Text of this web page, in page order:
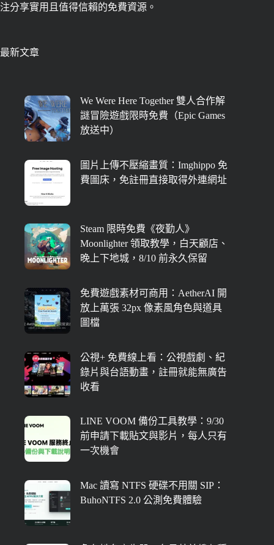
注分享實用且值得信賴的免費資源。
最新文章
We Were Here Together 雙人合作解
謎冒險遊戲限時免費（Epic Games
放送中）
圖片上傳不壓縮畫質：Imghippo 免
費圖床，免註冊直接取得外連網址
Steam 限時免費《夜勤人》
Moonlighter 領取教學，白天顧店、
晚上下地城，8/10 前永久保留
免費遊戲素材可商用：AetherAI 開
放上萬張 32px 像素風角色與道具
圖檔
公視+ 免費線上看：公視戲劇、紀
錄片與台語動畫，註冊就能無廣告
收看
LINE VOOM 備份工具教學：9/30
前申請下載貼文與影片，每人只有
一次機會
Mac 讀寫 NTFS 硬碟不用關 SIP：
BuhoNTFS 2.0 公測免費體驗